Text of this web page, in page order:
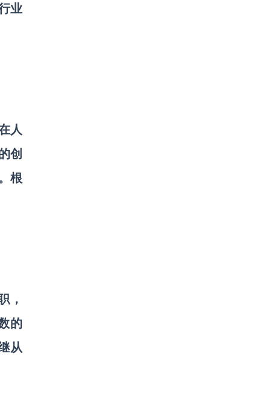
业
人
创
根
，
的
从